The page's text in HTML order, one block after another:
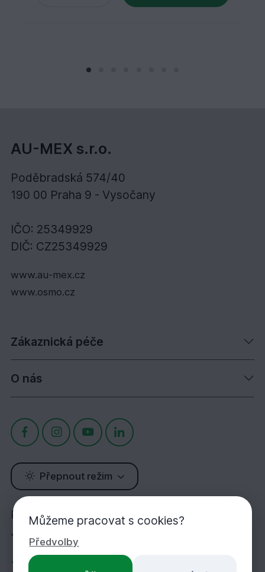
AU-MEX s.r.o.
Poděbradská 574/40
190 00 Praha 9 - Vysočany
IČO: 25349929
DIČ: CZ25349929
www.au-mex.cz
www.osmo.cz
Zákaznická péče
O nás
Přepnout režim
Potřebujete poradit?
Jsme tu pro Vás!
+420 283 933 452
Můžeme pracovat s cookies?
Předvolby